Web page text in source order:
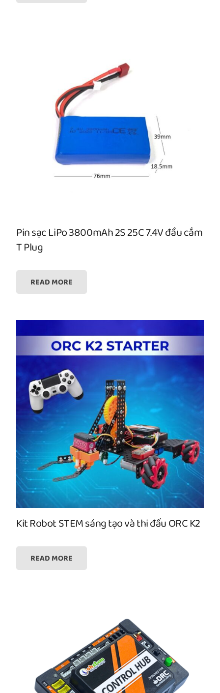
Pin sạc LiPo 3800mAh 2S 25C 7.4V đầu cắm
T Plug
READ MORE
Kit Robot STEM sáng tạo và thi đấu ORC K2
READ MORE